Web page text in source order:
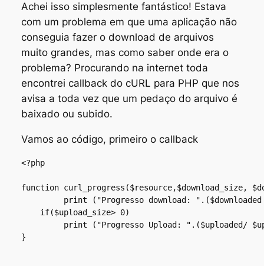
Achei isso simplesmente fantástico! Estava
com um problema em que uma aplicação não
conseguia fazer o download de arquivos
muito grandes, mas como saber onde era o
problema? Procurando na internet toda
encontrei callback do cURL para PHP que nos
avisa a toda vez que um pedaço do arquivo é
baixado ou subido.
Vamos ao código, primeiro o callback
<?php
function curl_progress($resource,$download_size,
print ("Progresso download:
    if($upload_size> 0)
print ("Progresso Upload: ".($uploaded/
}